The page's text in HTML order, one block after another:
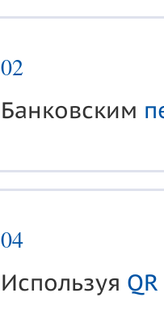
02
Банковским
04
Используя